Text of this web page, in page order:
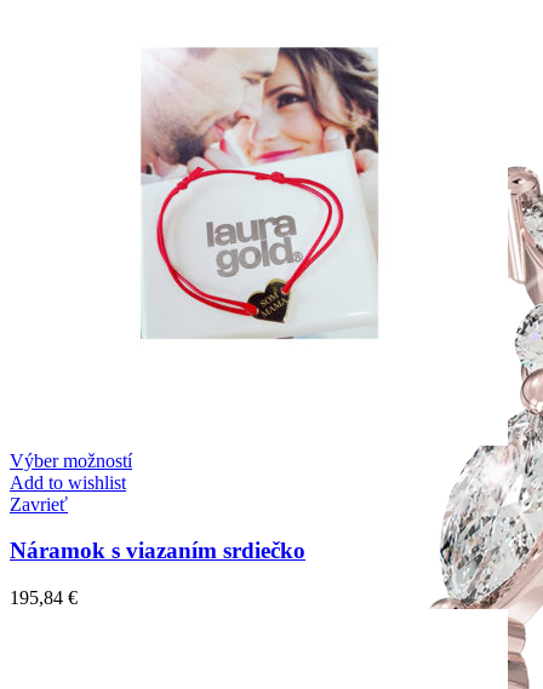
Zásnubné prstne z kolekcie Romantic.
Výber možností
Add to wishlist
Zavrieť
Náramok s viazaním srdiečko
195,84 €